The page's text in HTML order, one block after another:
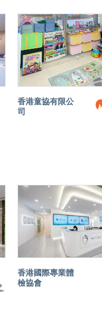
香港童協有限公
司
香港國際專業體
檢協會